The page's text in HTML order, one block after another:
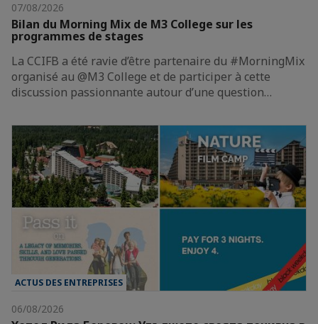
07/08/2026
Bilan du Morning Mix de M3 College sur les
programmes de stages
La CCIFB a été ravie d’être partenaire du #MorningMix
organisé au @M3 College et de participer à cette
discussion passionnante autour d’une question…
ACTUS DES ENTREPRISES
06/08/2026